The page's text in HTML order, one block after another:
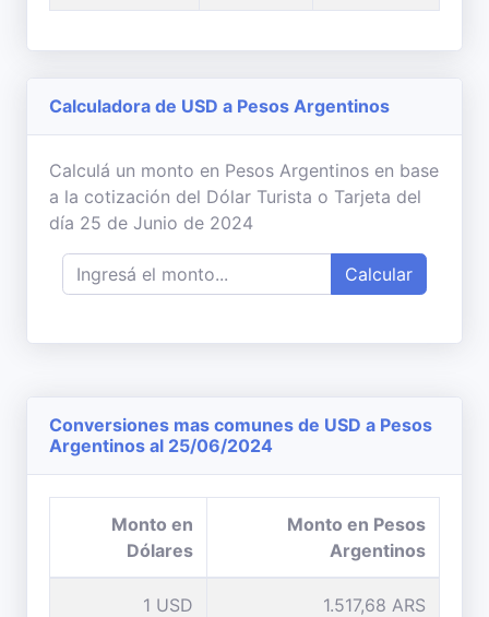
Calculadora de USD a Pesos Argentinos
Calculá un monto en Pesos Argentinos en base
a la cotización del Dólar Turista o Tarjeta del
día 25 de Junio de 2024
Calcular
Conversiones mas comunes de USD a Pesos
Argentinos al 25/06/2024
Monto en
Dólares
Monto en Pesos
Argentinos
1 USD 1.517,68 ARS